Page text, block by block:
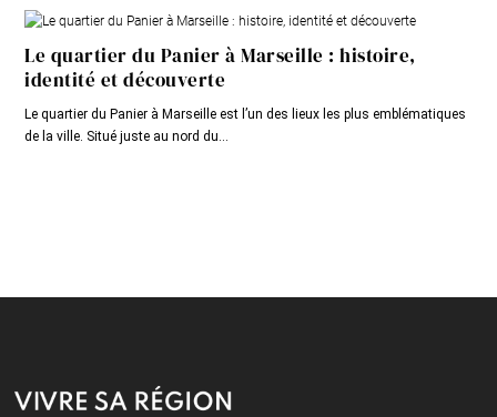
Le quartier du Panier à Marseille : histoire,
identité et découverte
Le quartier du Panier à Marseille est l’un des lieux les plus emblématiques
de la ville. Situé juste au nord du...